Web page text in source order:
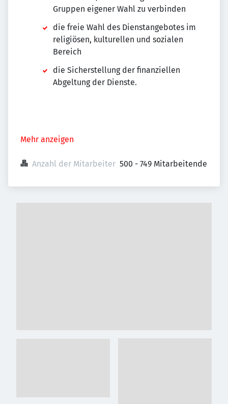
Gruppen eigener Wahl zu verbinden
die freie Wahl des Dienstangebotes im
religiösen, kulturellen und sozialen
Bereich
die Sicherstellung der finanziellen
Abgeltung der Dienste.
Mehr anzeigen
Anzahl der Mitarbeiter 500 - 749 Mitarbeitende